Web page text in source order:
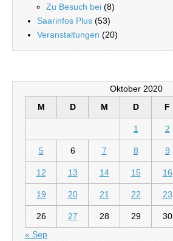
Zu Besuch bei (8)
Saarinfos Plus (53)
Veranstaltungen (20)
Oktober 2020
M
D M D F
1 2
5 6 7 8 9
12 13 14 15 16
19 20 21 22 23
26 27 28 29 30
« Sep